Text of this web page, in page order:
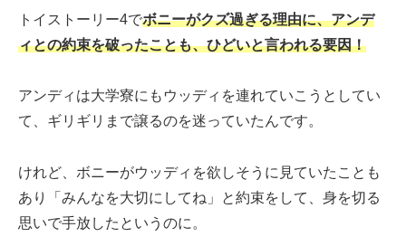
トイストーリー4でボニーがクズ過ぎる理由に、アンデ
ィとの約束を破ったことも、ひどいと言われる要因！
アンディは大学寮にもウッディを連れていこうとしてい
て、ギリギリまで譲るのを迷っていたんです。
けれど、ボニーがウッディを欲しそうに見ていたことも
あり「みんなを大切にしてね」と約束をして、身を切る
思いで手放したというのに。